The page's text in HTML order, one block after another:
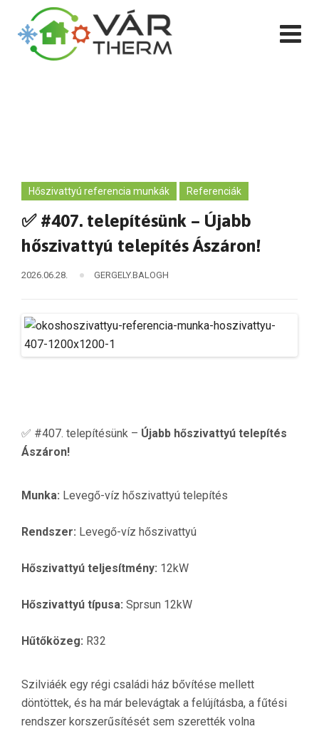
content
Hőszivattyú referencia munkák Referenciák
✅ #407. telepítésünk – Újabb
hőszivattyú telepítés Ászáron!
2026.06.28. GERGELY.BALOGH
✅ #407. telepítésünk – Újabb hőszivattyú telepítés
Ászáron!
Munka: Levegő-víz hőszivattyú telepítés
Rendszer: Levegő-víz hőszivattyú
Hőszivattyú teljesítmény: 12kW
Hőszivattyú típusa: Sprsun 12kW
Hűtőközeg: R32
Szilviáék egy régi családi ház bővítése mellett
döntöttek, és ha már belevágtak a felújításba, a fűtési
rendszer korszerűsítését sem szerették volna